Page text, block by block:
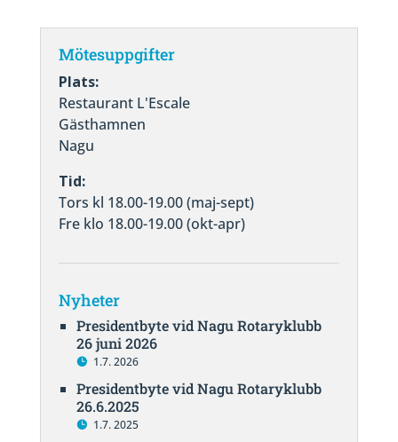
Mötesuppgifter
Plats:
Restaurant L'Escale
Gästhamnen
Nagu
Tid:
Tors kl 18.00-19.00 (maj-sept)
Fre klo 18.00-19.00 (okt-apr)
Nyheter
Presidentbyte vid Nagu Rotaryklubb
26 juni 2026
1.7. 2026
Presidentbyte vid Nagu Rotaryklubb
26.6.2025
1.7. 2025